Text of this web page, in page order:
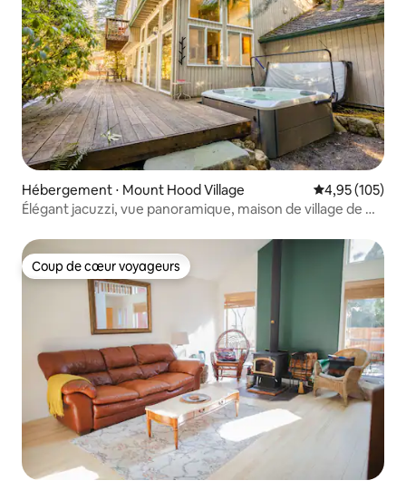
Hébergement ⋅ Mount Hood Village Évaluation
4,95 (105)
Élégant jacuzzi, vue panoramique, maison de village de Mt
Coup de cœur voyageurs
Coup de cœur voyageurs